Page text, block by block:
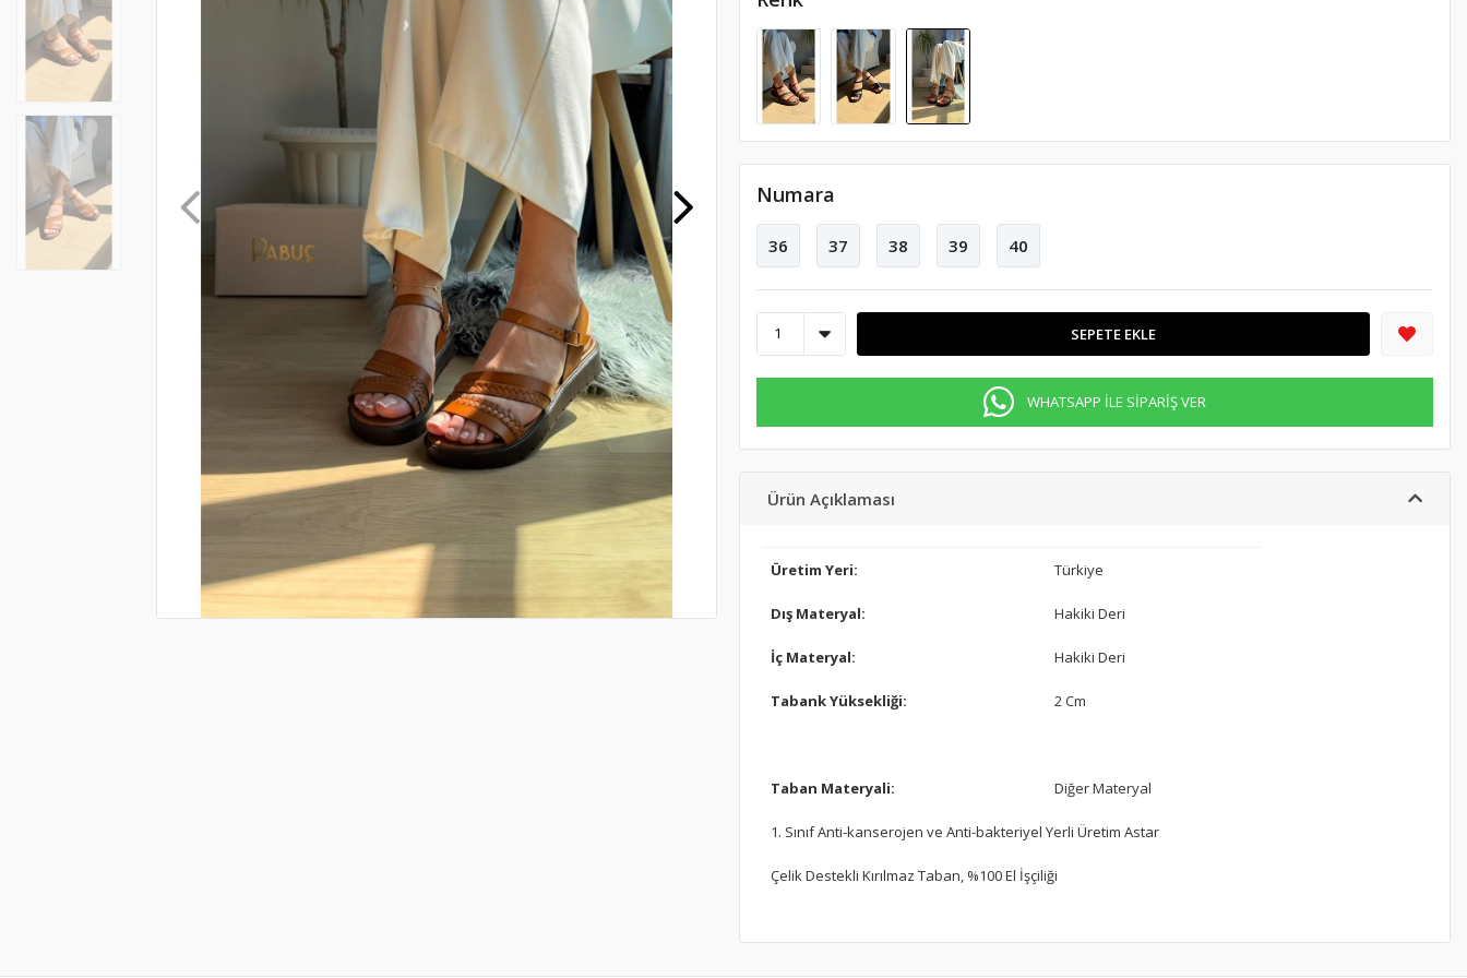
Numara
36 37 38 39 40
SEPETE EKLE
WHATSAPP İLE SİPARİŞ VER
Ürün Açıklaması
Üretim Yeri: Türkiye
Dış Materyal: Hakiki Deri
İç Materyal: Hakiki Deri
Tabank Yüksekliği: 2 Cm
Taban Materyali: Diğer Materyal
1. Sınıf Anti-kanserojen ve Anti-bakteriyel Yerli Üretim Astar
Çelik Destekli Kırılmaz Taban, %100 El İşçiliği